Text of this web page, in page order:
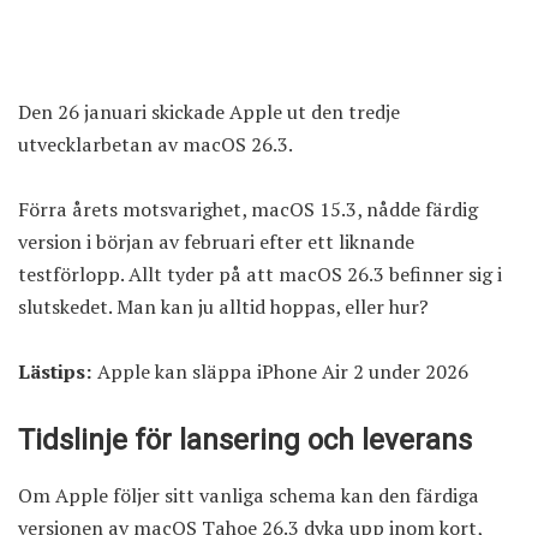
Den 26 januari skickade Apple ut den tredje
utvecklarbetan av macOS 26.3.
Förra årets motsvarighet, macOS 15.3, nådde färdig
version i början av februari efter ett liknande
testförlopp. Allt tyder på att macOS 26.3 befinner sig i
slutskedet. Man kan ju alltid hoppas, eller hur?
Lästips: Apple kan släppa iPhone Air 2 under 2026
Tidslinje för lansering och leverans
Om Apple följer sitt vanliga schema kan den färdiga
versionen av macOS Tahoe 26.3 dyka upp inom kort,